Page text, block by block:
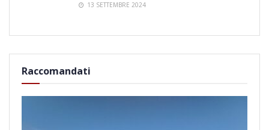
13 SETTEMBRE 2024
Raccomandati